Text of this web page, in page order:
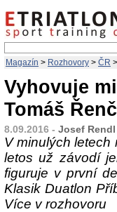
Magazín > Rozhovory > ČR >
Vyhovuje
Tomáš Řenč
8.09.2016 - Josef Rendl
V minulých letech
letos už závodí
figuruje v první
Klasik Duatlon
Více v rozhovoru